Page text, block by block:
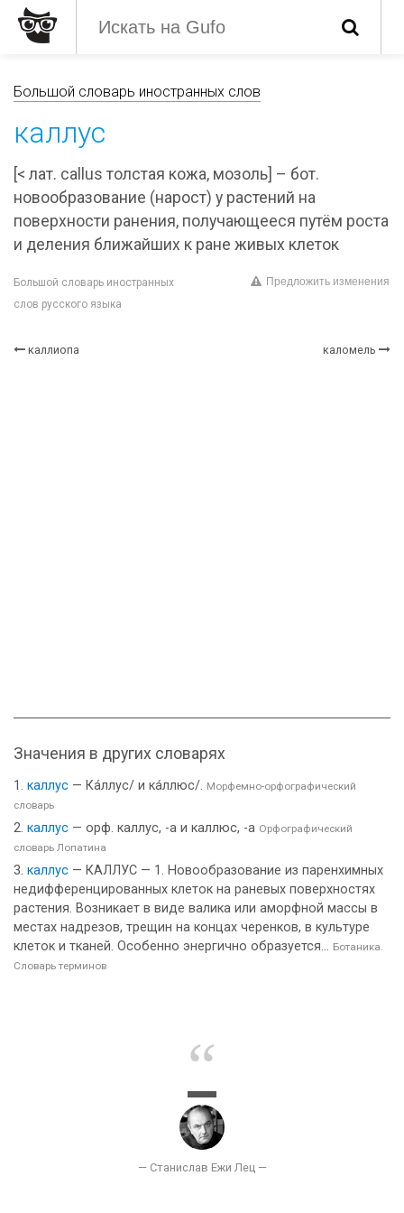
Большой словарь иностранных слов
каллус
[< лат. callus толстая кожа, мозоль] – бот.
новообразование (нарост) у растений на
поверхности ранения, получающееся путём роста
и деления ближайших к ране живых клеток
Большой словарь иностранных
слов русского языка
Предложить изменения
каллиопа каломель
Значения в других словарях
каллус — Ка́ллус/ и ка́ллюс/. Морфемно-орфографический
словарь
каллус — орф. каллус, -а и каллюс, -а Орфографический
словарь Лопатина
каллус — КАЛЛУС — 1. Новообразование из паренхимных
недифференцированных клеток на раневых поверхностях
растения. Возникает в виде валика или аморфной массы в
местах надрезов, трещин на концах черенков, в культуре
клеток и тканей. Особенно энергично образуется... Ботаника.
Словарь терминов